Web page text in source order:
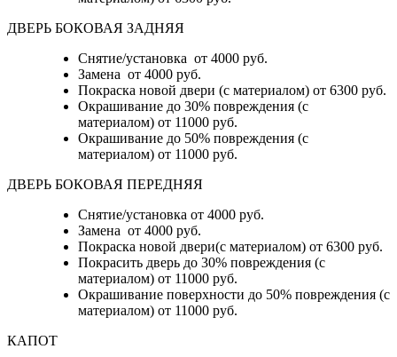
ДВЕРЬ БОКОВАЯ ЗАДНЯЯ
Снятие/установка от 4000 руб.
Замена от 4000 руб.
Покраска новой двери (с материалом) от 6300 руб.
Окрашивание до 30% повреждения (с
материалом) от 11000 руб.
Окрашивание до 50% повреждения (с
материалом) от 11000 руб.
ДВЕРЬ БОКОВАЯ ПЕРЕДНЯЯ
Снятие/установка от 4000 руб.
Замена от 4000 руб.
Покраска новой двери(с материалом) от 6300 руб.
Покрасить дверь до 30% повреждения (с
материалом) от 11000 руб.
Окрашивание поверхности до 50% повреждения (с
материалом) от 11000 руб.
КАПОТ